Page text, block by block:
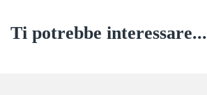
Ti potrebbe interessare...